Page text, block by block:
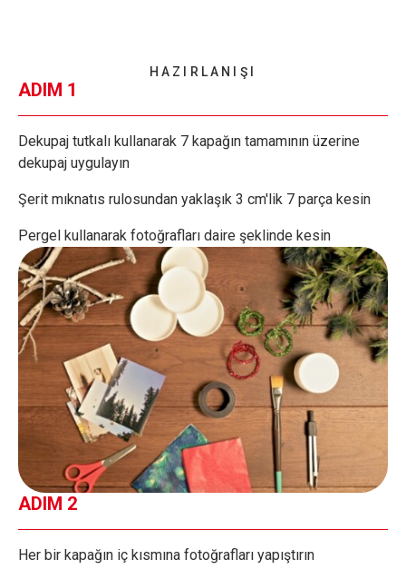
HAZIRLANIŞI
ADIM 1
Dekupaj tutkalı kullanarak 7 kapağın tamamının üzerine
dekupaj uygulayın
Şerit mıknatıs rulosundan yaklaşık 3 cm'lik 7 parça kesin
Pergel kullanarak fotoğrafları daire şeklinde kesin
ADIM 2
Her bir kapağın iç kısmına fotoğrafları yapıştırın